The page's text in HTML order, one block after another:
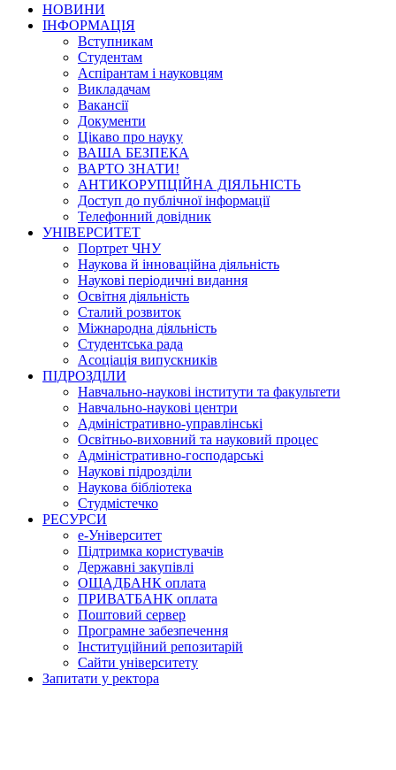
НОВИНИ
ІНФОРМАЦІЯ
Вступникам
Студентам
Аспірантам і науковцям
Викладачам
Вакансії
Документи
Цікаво про науку
ВАША БЕЗПЕКА
ВАРТО ЗНАТИ!
АНТИКОРУПЦІЙНА ДІЯЛЬНІСТЬ
Доступ до публічної інформації
Телефонний довідник
УНІВЕРСИТЕТ
Портрет ЧНУ
Наукова й інноваційна діяльність
Наукові періодичні видання
Освітня діяльність
Сталий розвиток
Міжнародна діяльність
Студентська рада
Асоціація випускників
ПІДРОЗДІЛИ
Навчально-наукові інститути та факультети
Навчально-наукові центри
Адміністративно-управлінські
Освітньо-виховний та науковий процес
Адміністративно-господарські
Наукові підрозділи
Наукова бібліотека
Студмістечко
РЕСУРСИ
е-Університет
Підтримка користувачів
Державні закупівлі
ОЩАДБАНК оплата
ПРИВАТБАНК оплата
Поштовий сервер
Програмне забезпечення
Інституційний репозитарій
Сайти університету
Запитати у ректора